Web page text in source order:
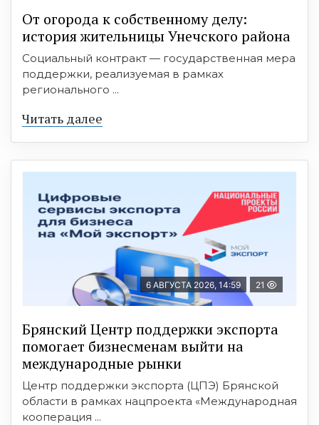
От огорода к собственному делу:
история жительницы Унечского района
Социальный контракт — государственная мера
поддержки, реализуемая в рамках
регионального ...
Читать далее
6 АВГУСТА 2026, 14:59 21
Брянский Центр поддержки экспорта
помогает бизнесменам выйти на
международные рынки
Центр поддержки экспорта (ЦПЭ) Брянской
области в рамках нацпроекта «Международная
кооперация ...